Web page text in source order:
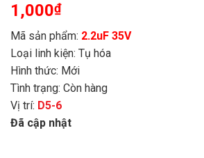
1,000₫
Mã sản phẩm: 2.2uF 35V
Loại linh kiện: Tụ hóa
Hình thức: Mới
Tình trạng: Còn hàng
Vị trí: D5-6
Đã cập nhật